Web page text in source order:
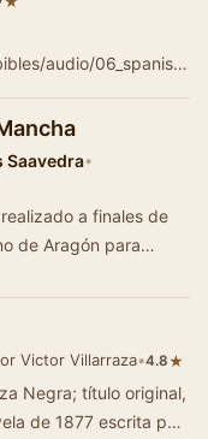
audio/06_spanish/
Saavedra•
a finales de
de Aragón para
Victor Villarraza•4.8★
Negra; título original,
de 1877 escrita por